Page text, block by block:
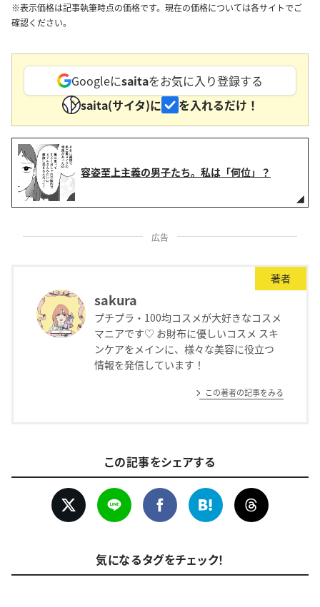
※表示価格は記事執筆時点の価格です。現在の価格については各サイトでご
確認ください。
Googleにsaitaをお気に入り登録する
saita(サイタ)に
を入れるだけ！
容姿至上主義の男子たち。私は「何位」？
広告
著者
sakura
プチプラ・100均コスメが大好きなコスメ
マニアです♡ お財布に優しいコスメ スキ
ンケアをメインに、様々な美容に役立つ
情報を発信しています！
この著者の記事をみる
この記事をシェアする
気になるタグをチェック！